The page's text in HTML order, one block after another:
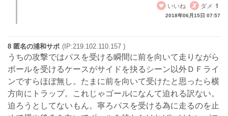
いいね
ダメ 1
2018年06月15日 07:57
8 匿名の浦和サポ (IP:219.102.110.157 )
うちの攻撃ではパスを受ける瞬間に前を向いて走りながら
ボールを受けるケースがサイドを抉るシーン以外ＤＦライ
ンですらほぼ無し。たまに前を向いて受けたと思ったら横
方向にトラップ。これじゃゴールになんて迫れる訳ない。
迫ろうとしてないもん。寧ろパスを受ける為に走るのを止